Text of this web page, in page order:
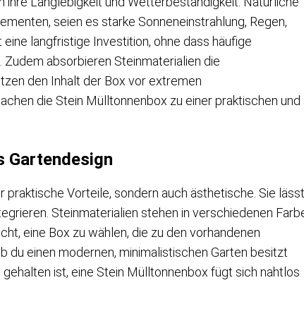
seien es starke Sonneneinstrahlung, Regen,
langfristige Investition, ohne dass häufige
absorbieren Steinmaterialien die
den Inhalt der Box vor extremen
die Stein Mülltonnenbox zu einer praktischen und
Gartendesign
praktische Vorteile, sondern auch ästhetische. Sie lässt
Steinmaterialien stehen in verschiedenen
eine Box zu wählen, die zu den vorhandenen
du einen modernen, minimalistischen Garten besitzt
ist, eine Stein Mülltonnenbox fügt sich nahtlos